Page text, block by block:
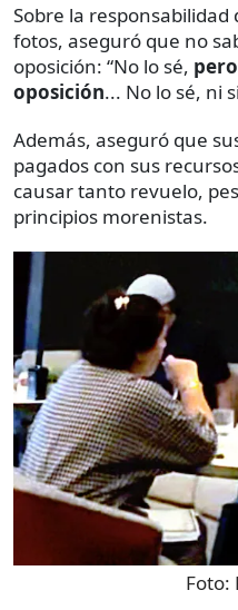
Sobre la
fotos, aseguró que no
oposición: ​​“No lo sé,
oposición... No lo sé, ni
Además, aseguró que
pagados con sus
causar tanto revuelo,
principios morenistas.
Foto: